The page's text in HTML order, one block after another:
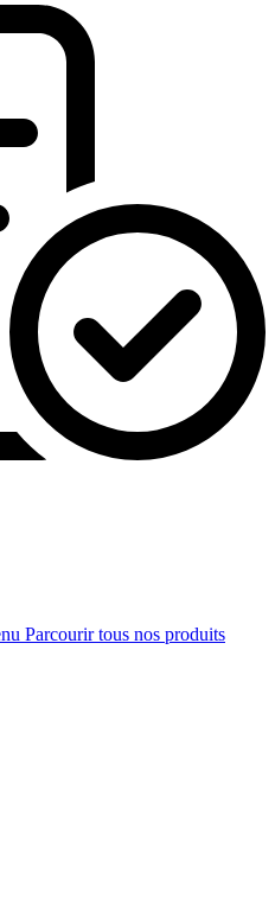
Parcourir tous nos produits